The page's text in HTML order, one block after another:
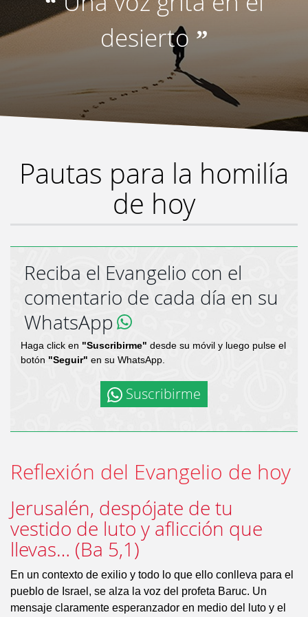
desierto ”
Pautas para la homilía
de hoy
Reciba el Evangelio con el
comentario de cada día en su
WhatsApp
Haga click en "Suscribirme" desde su móvil y luego pulse el
botón "Seguir" en su WhatsApp.
Suscribirme
Reflexión del Evangelio de hoy
Jerusalén, despójate de tu
vestido de luto y aflicción que
llevas… (Ba 5,1)
En un contexto de exilio y todo lo que ello conlleva para el
pueblo de Israel, se alza la voz del profeta Baruc. Un
mensaje claramente esperanzador en medio del luto y el